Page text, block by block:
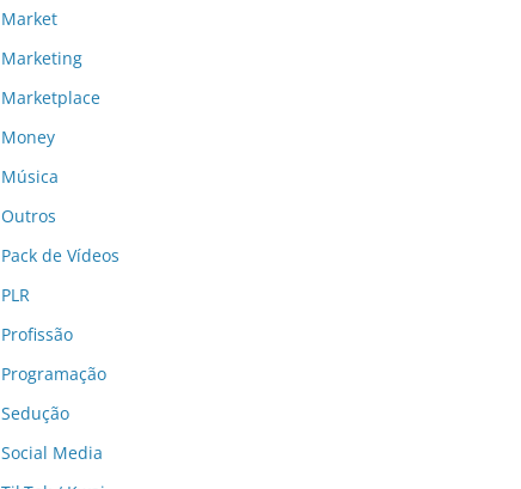
Market
Marketing
Marketplace
Money
Música
Outros
Pack de Vídeos
PLR
Profissão
Programação
Sedução
Social Media